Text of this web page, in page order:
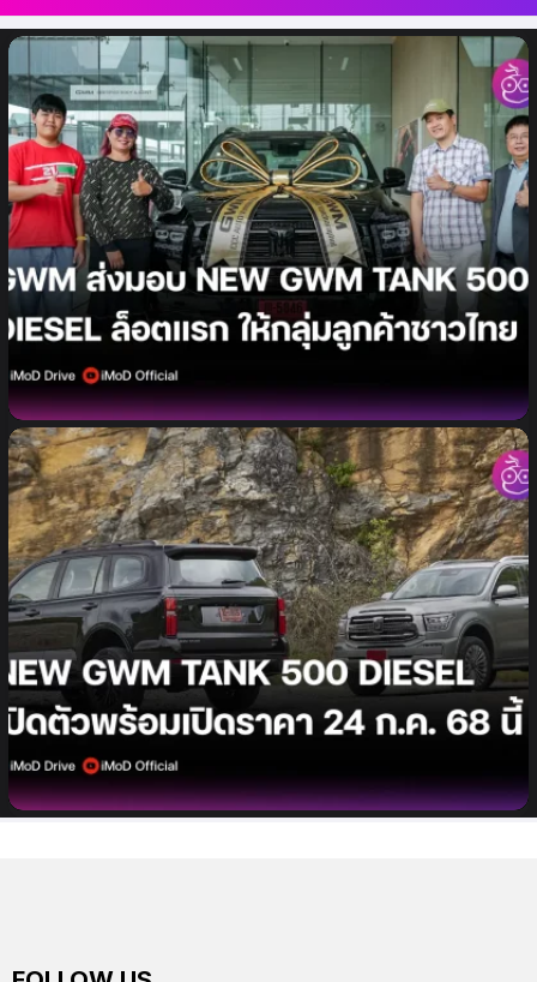
เรื่อง
ล่าสุด
GWM (Thailand) เดินหน้าเต็มสูบ ส่งมอบ
NEW GWM TANK 500 DIESEL ล็อตแรก
อย่างเป็นทางการ ให้กับกลุ่มลูกค้าชาวไทย
GWM เตรียมเปิดตัวและประกาศราคา NEW GWM
TANK 500 DIESEL รถยนต์ PPV ระดับพรีเมียม 24
กรกฎาคมนี้!